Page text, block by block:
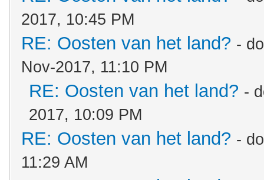
2017, 10:45 PM
RE: Oosten van het land? -
Nov-2017, 11:10 PM
RE: Oosten van het land? -
2017, 10:09 PM
RE: Oosten van het land? -
11:29 AM